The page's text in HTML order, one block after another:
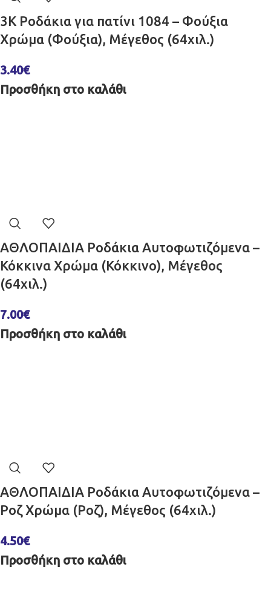
3K Ροδάκια για πατίνι 1084 – Φούξια
Χρώμα (Φούξια), Μέγεθος (64χιλ.)
3.40€
Προσθήκη στο καλάθι
ΑΘΛΟΠΑΙΔΙΑ Ροδάκια Αυτοφωτιζόμενα –
Κόκκινα Χρώμα (Κόκκινο), Μέγεθος
(64χιλ.)
7.00€
Προσθήκη στο καλάθι
ΑΘΛΟΠΑΙΔΙΑ Ροδάκια Αυτοφωτιζόμενα –
Ροζ Χρώμα (Ροζ), Μέγεθος (64χιλ.)
4.50€
Προσθήκη στο καλάθι